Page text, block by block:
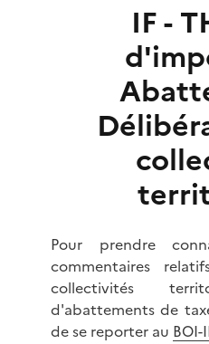
IF -
Pour prendre
commentaires
collectivités
d'abattements de
de se reporter au BOI-